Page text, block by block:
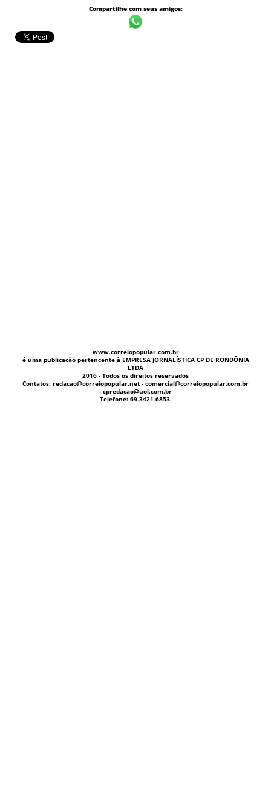
Compartilhe com seus amigos:
www.correiopopular.com.br
é uma publicação pertencente à EMPRESA JORNALÍSTICA CP DE RONDÔNIA
LTDA
2016 - Todos os direitos reservados
Contatos: redacao@correiopopular.net - comercial@correiopopular.com.br
- cpredacao@uol.com.br
Telefone: 69-3421-6853.